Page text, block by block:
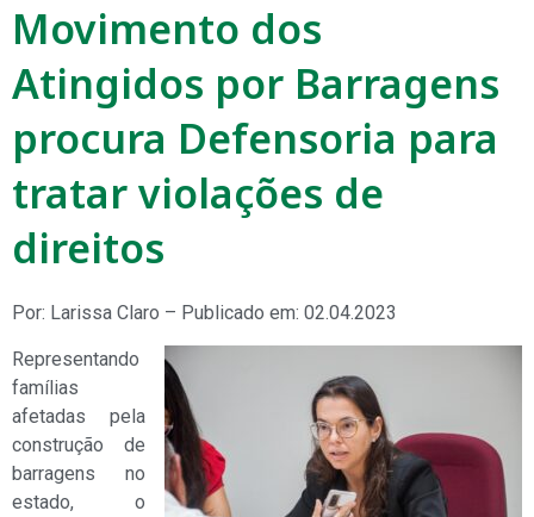
Movimento dos
Atingidos por Barragens
procura Defensoria para
tratar violações de
direitos
Por: Larissa Claro – Publicado em: 02.04.2023
Representando
famílias
afetadas pela
construção de
barragens no
estado, o